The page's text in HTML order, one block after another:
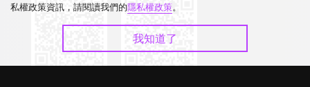
私權政策資訊，請閱讀我們的隱私權政策。
我知道了